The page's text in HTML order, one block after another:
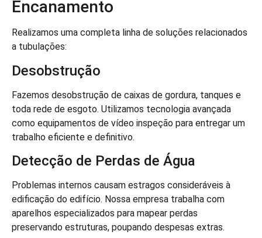
Encanamento
Realizamos uma completa linha de soluções relacionados
a tubulações:
Desobstrução
Fazemos desobstrução de caixas de gordura, tanques e
toda rede de esgoto. Utilizamos tecnologia avançada
como equipamentos de vídeo inspeção para entregar um
trabalho eficiente e definitivo.
Detecção de Perdas de Água
Problemas internos causam estragos consideráveis à
edificação do edifício. Nossa empresa trabalha com
aparelhos especializados para mapear perdas
preservando estruturas, poupando despesas extras.